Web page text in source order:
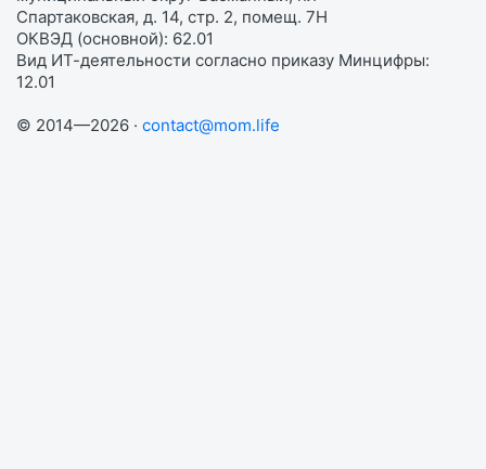
Спартаковская, д. 14, стр. 2, помещ. 7Н
ОКВЭД (основной): 62.01
Вид ИТ-деятельности согласно приказу Минцифры:
12.01
© 2014—2026 · contact@mom.life